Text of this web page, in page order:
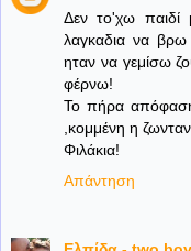
Δεν το'χω παιδί
λαγκαδια να
ηταν να γεμίσω
φέρνω!
Το πήρα
,κομμένη η
Φιλάκια!
Απάντηση